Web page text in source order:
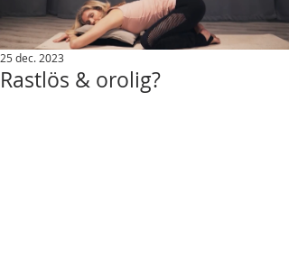
Rastlös & orolig?
25 dec. 2023